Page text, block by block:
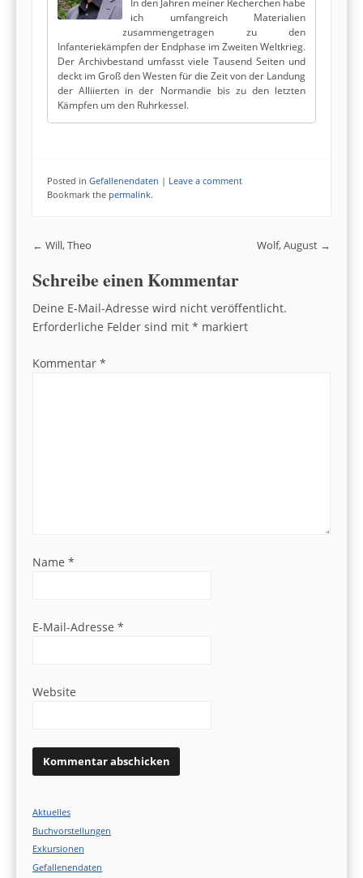
In den Jahren meiner Recherchen habe
ich umfangreich Materialien
zusammengetragen zu den
Infanteriekämpfen der Endphase im Zweiten Weltkrieg.
Der Archivbestand umfasst viele Tausend Seiten und
deckt im Groß den Westen für die Zeit von der Landung
der Alliierten in der Normandie bis zu den letzten
Kämpfen um den Ruhrkessel.
Posted in Gefallenendaten | Leave a comment
Bookmark the permalink.
Post navigation
← Will, Theo Wolf, August →
Schreibe einen Kommentar
Deine E-Mail-Adresse wird nicht veröffentlicht.
Erforderliche Felder sind mit * markiert
Kommentar *
Name *
E-Mail-Adresse *
Website
Aktuelles
Buchvorstellungen
Exkursionen
Gefallenendaten